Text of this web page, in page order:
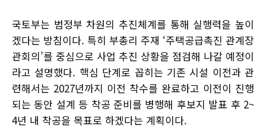
국토부는 범정부 차원의 추진체계를 통해 실행력을 높이
겠다는 방침이다. 특히 부총리 주재 ‘주택공급촉진 관계장
관회의’를 중심으로 사업 추진 상황을 점검해 나갈 예정이
라고 설명했다. 핵심 단계로 꼽히는 기존 시설 이전과 관
련해서는 2027년까지 이전 착수를 완료하고 이전이 진행
되는 동안 설계 등 착공 준비를 병행해 후보지 발표 후 2~
4년 내 착공을 목표로 하겠다는 계획이다.